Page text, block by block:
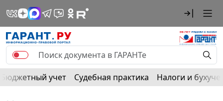
Бюджетный учет Судебная практика Налоги и